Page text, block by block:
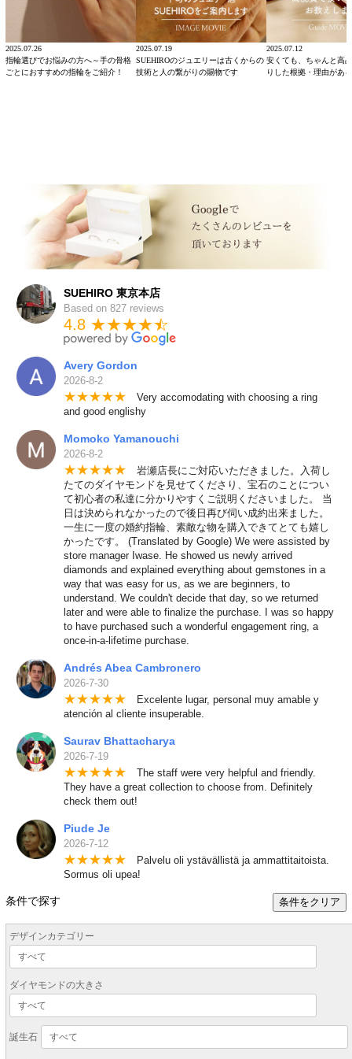
2025.07.26
指輪選びでお悩みの方へ～手の骨格
ごとにおすすめの指輪をご紹介！
2025.07.19
SUEHIROのジュエリーは古くからの
技術と人の繋がりの賜物です
2025.07.12
安くても、ちゃんと高
りした根拠・理由があ
SUEHIRO 東京本店
Based on 827 reviews
4.8 ★★★★★
☆
Avery Gordon
2026-8-2
★★★★★ Very accomodating with choosing a ring
and good englishy
Momoko Yamanouchi
2026-8-2
★★★★★ 岩瀬店長にご対応いただきました。入荷し
たてのダイヤモンドを見せてくださり、宝石のことについ
て初心者の私達に分かりやすくご説明くださいました。 当
日は決められなかったので後日再び伺い成約出来ました。
一生に一度の婚約指輪、素敵な物を購入できてとても嬉し
かったです。 (Translated by Google) We were assisted by
store manager Iwase. He showed us newly arrived
diamonds and explained everything about gemstones in a
way that was easy for us, as we are beginners, to
understand. We couldn't decide that day, so we returned
later and were able to finalize the purchase. I was so happy
to have purchased such a wonderful engagement ring, a
once-in-a-lifetime purchase.
Andrés Abea Cambronero
2026-7-30
★★★★★ Excelente lugar, personal muy amable y
atención al cliente insuperable.
Saurav Bhattacharya
2026-7-19
★★★★★ The staff were very helpful and friendly.
They have a great collection to choose from. Definitely
check them out!
Piude Je
2026-7-12
★★★★★ Palvelu oli ystävällistä ja ammattitaitoista.
Sormus oli upea!
条件で探す 条件をクリア
デザインカテゴリー
ダイヤモンドの大きさ
誕生石